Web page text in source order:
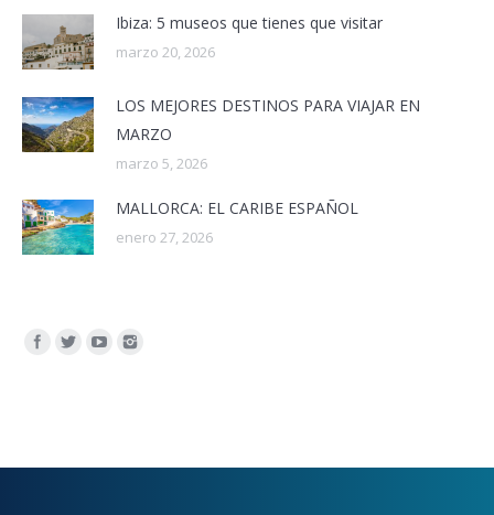
Ibiza: 5 museos que tienes que visitar
marzo 20, 2026
LOS MEJORES DESTINOS PARA VIAJAR EN
MARZO
marzo 5, 2026
MALLORCA: EL CARIBE ESPAÑOL
enero 27, 2026
Encuéntranos en: